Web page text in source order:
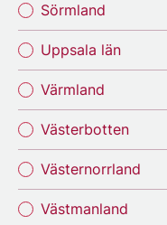
Sörmland
Uppsala län
Värmland
Västerbotten
Västernorrland
Västmanland